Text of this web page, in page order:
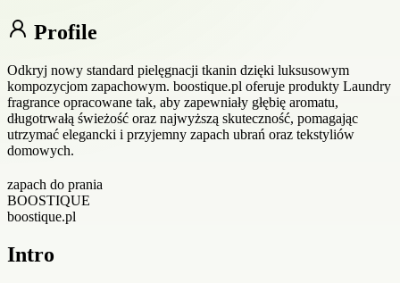
Profile
Odkryj nowy standard pielęgnacji tkanin dzięki luksusowym
kompozycjom zapachowym. boostique.pl oferuje produkty Laundry
fragrance opracowane tak, aby zapewniały głębię aromatu,
długotrwałą świeżość oraz najwyższą skuteczność, pomagając
utrzymać elegancki i przyjemny zapach ubrań oraz tekstyliów
domowych.
zapach do prania
BOOSTIQUE
boostique.pl
Intro